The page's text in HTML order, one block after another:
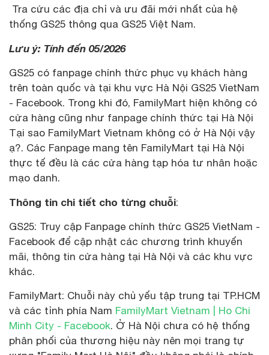
Tra cứu các địa chỉ và ưu đãi mới nhất của hệ
thống GS25 thông qua GS25 Việt Nam.
Lưu ý: Tính đến 05/2026
GS25 có fanpage chính thức phục vụ khách hàng
trên toàn quốc và tại khu vực Hà Nội GS25 VietNam
- Facebook. Trong khi đó, FamilyMart hiện không có
cửa hàng cũng như fanpage chính thức tại Hà Nội
Tại sao FamilyMart Vietnam không có ở Hà Nội vậy
ạ?. Các Fanpage mang tên FamilyMart tại Hà Nội
thực tế đều là các cửa hàng tạp hóa tư nhân hoặc
mạo danh.
Thông tin chi tiết cho từng chuỗi:
GS25: Truy cập Fanpage chính thức GS25 VietNam -
Facebook để cập nhật các chương trình khuyến
mãi, thông tin cửa hàng tại Hà Nội và các khu vực
khác.
FamilyMart: Chuỗi này chủ yếu tập trung tại TP.HCM
và các tỉnh phía Nam FamilyMart Vietnam | Ho Chi
Minh City - Facebook. Ở Hà Nội chưa có hệ thống
phân phối của thương hiệu này nên mọi trang tự